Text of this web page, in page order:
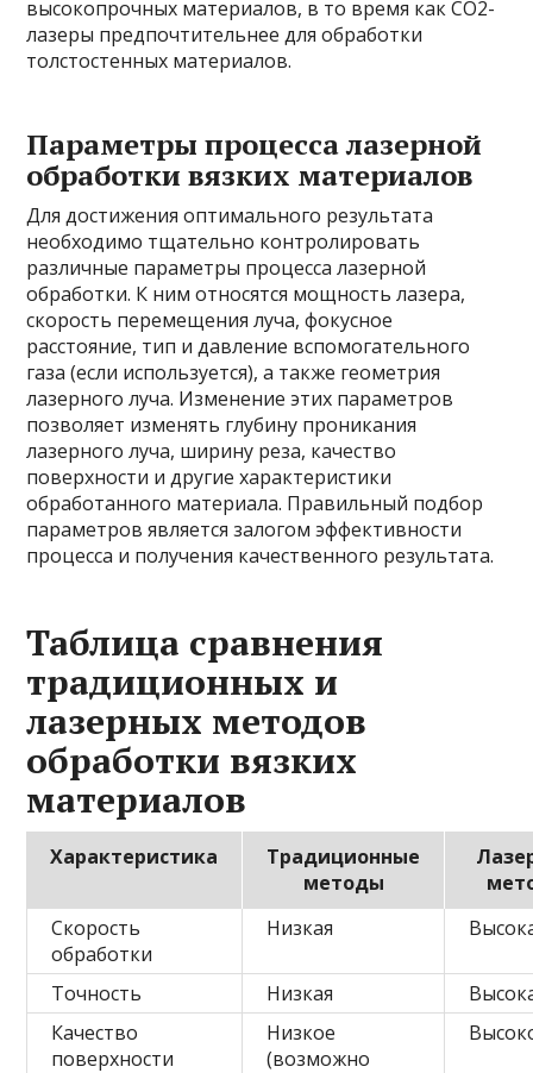
высокопрочных материалов, в то время как CO2-
лазеры предпочтительнее для обработки
толстостенных материалов.
Параметры процесса лазерной
обработки вязких материалов
Для достижения оптимального результата
необходимо тщательно контролировать
различные параметры процесса лазерной
обработки. К ним относятся мощность лазера,
скорость перемещения луча, фокусное
расстояние, тип и давление вспомогательного
газа (если используется), а также геометрия
лазерного луча. Изменение этих параметров
позволяет изменять глубину проникания
лазерного луча, ширину реза, качество
поверхности и другие характеристики
обработанного материала. Правильный подбор
параметров является залогом эффективности
процесса и получения качественного результата.
Таблица сравнения
традиционных и
лазерных методов
обработки вязких
материалов
Характеристика
Традиционные
методы
Скорость
обработки
Низкая
Точность Низкая
Качество
поверхности
Низкое
(возможно